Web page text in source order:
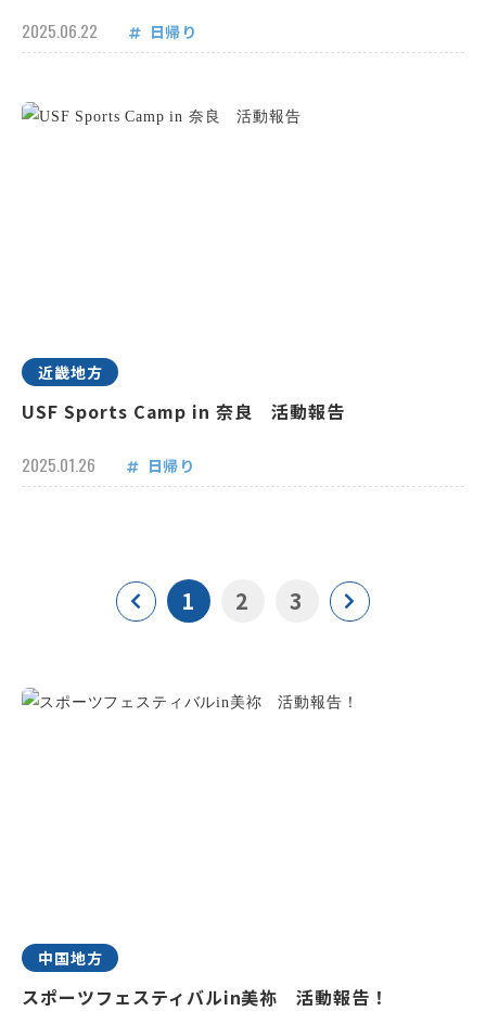
2025.06.22 日帰り
近畿地方
USF Sports Camp in 奈良 活動報告
2025.01.26 日帰り
1 2 3
中国地方
スポーツフェスティバルin美祢 活動報告！